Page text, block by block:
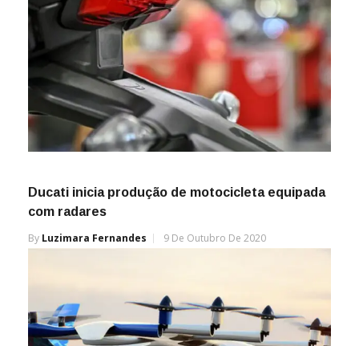
Ducati inicia produção de motocicleta equipada
com radares
By Luzimara Fernandes 9 De Outubro De 2020